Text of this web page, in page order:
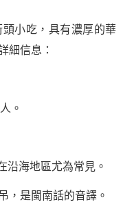
小吃，具有濃厚的華
細信息：
。
沿海地區尤為常見。
，是閩南話的音譯。